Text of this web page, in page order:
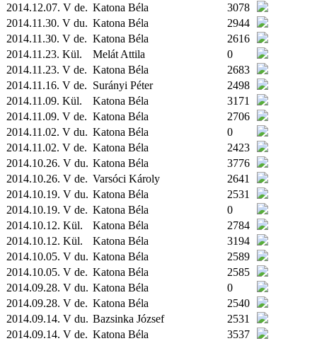
2014.12.07. V de. Katona Béla
3078
2014.11.30. V du. Katona Béla
2944
2014.11.30. V de. Katona Béla
2616
2014.11.23. Kül. Melát Attila
0
2014.11.23. V de. Katona Béla
2683
2014.11.16. V de. Surányi Péter
2498
2014.11.09. Kül. Katona Béla
3171
2014.11.09. V de. Katona Béla
2706
2014.11.02. V du. Katona Béla
0
2014.11.02. V de. Katona Béla
2423
2014.10.26. V du. Katona Béla
3776
2014.10.26. V de. Varsóci Károly
2641
2014.10.19. V du. Katona Béla
2531
2014.10.19. V de. Katona Béla
0
2014.10.12. Kül. Katona Béla
2784
2014.10.12. Kül. Katona Béla
3194
2014.10.05. V du. Katona Béla
2589
2014.10.05. V de. Katona Béla
2585
2014.09.28. V du. Katona Béla
0
2014.09.28. V de. Katona Béla
2540
2014.09.14. V du. Bazsinka József
2531
2014.09.14. V de. Katona Béla
3537